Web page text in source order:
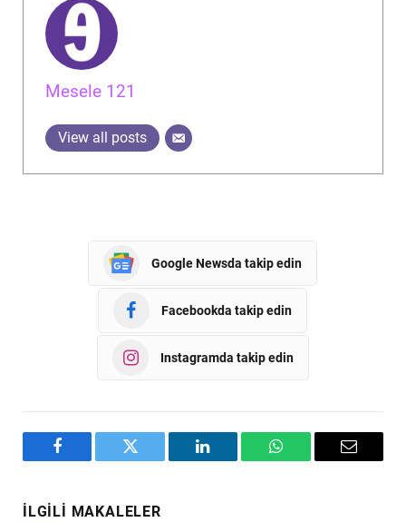
Mesele 121
View all posts
Google Newsda takip edin
Facebookda takip edin
Instagramda takip edin
Facebook Twitter LinkedIn WhatsAppEmail
İLGILI MAKALELER